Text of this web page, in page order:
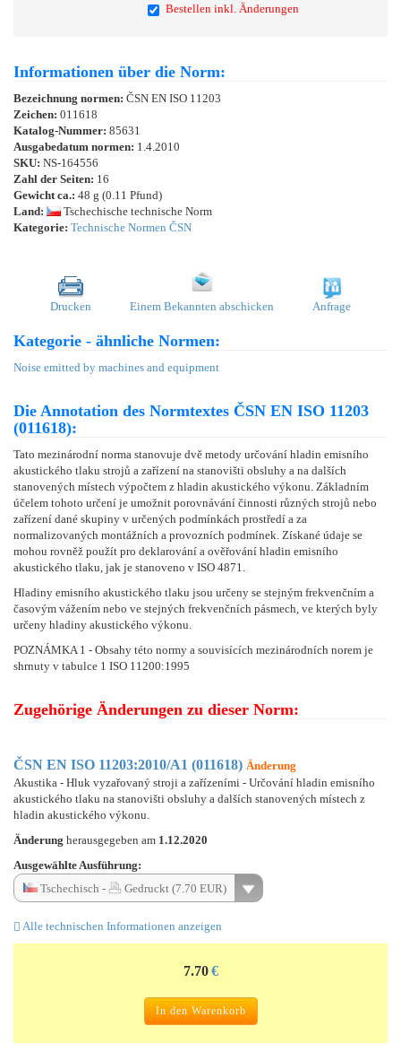
Bestellen inkl. Änderungen
Informationen über die Norm:
Bezeichnung normen: ČSN EN ISO 11203
Zeichen: 011618
Katalog-Nummer: 85631
Ausgabedatum normen: 1.4.2010
SKU: NS-164556
Zahl der Seiten: 16
Gewicht ca.: 48 g (0.11 Pfund)
Land:
Tschechische technische Norm
Kategorie: Technische Normen ČSN
Drucken Einem Bekannten abschicken Anfrage
Kategorie - ähnliche Normen:
Noise emitted by machines and equipment
Die Annotation des Normtextes ČSN EN ISO 11203
(011618):
Tato mezinárodní norma stanovuje dvě metody určování hladin emisního
akustického tlaku strojů a zařízení na stanovišti obsluhy a na dalších
stanovených místech výpočtem z hladin akustického výkonu. Základním
účelem tohoto určení je umožnit porovnávání činnosti různých strojů nebo
zařízení dané skupiny v určených podmínkách prostředí a za
normalizovaných montážních a provozních podmínek. Získané údaje se
mohou rovněž použít pro deklarování a ověřování hladin emisního
akustického tlaku, jak je stanoveno v ISO 4871.
Hladiny emisního akustického tlaku jsou určeny se stejným frekvenčním a
časovým vážením nebo ve stejných frekvenčních pásmech, ve kterých byly
určeny hladiny akustického výkonu.
POZNÁMKA 1 - Obsahy této normy a souvisících mezinárodních norem je
shrnuty v tabulce 1 ISO 11200:1995
Zugehörige Änderungen zu dieser Norm:
ČSN EN ISO 11203:2010/A1 (011618) Änderung
Akustika - Hluk vyzařovaný stroji a zařízeními - Určování hladin emisního
akustického tlaku na stanovišti obsluhy a dalších stanovených místech z
hladin akustického výkonu.
Änderung herausgegeben am 1.12.2020
Ausgewählte Ausführung:
Tschechisch -
Gedruckt (7.70 EUR)
Alle technischen Informationen anzeigen
7.70 €
In den Warenkorb